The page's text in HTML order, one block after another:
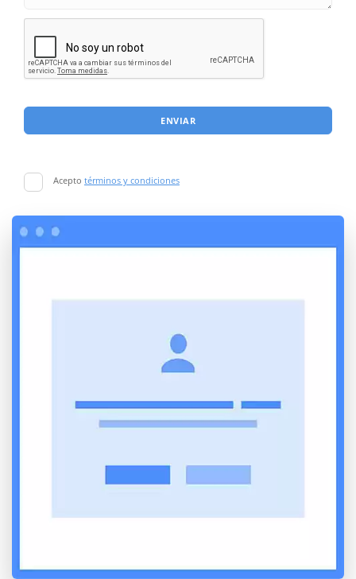
ENVIAR
Acepto términos y condiciones